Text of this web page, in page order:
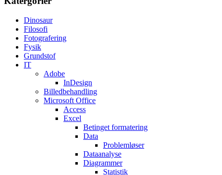
Dinosaur
Filosofi
Fotografering
Fysik
Grundstof
IT
Adobe
InDesign
Billedbehandling
Microsoft Office
Access
Excel
Betinget formatering
Data
Problemløser
Dataanalyse
Diagrammer
Statistik